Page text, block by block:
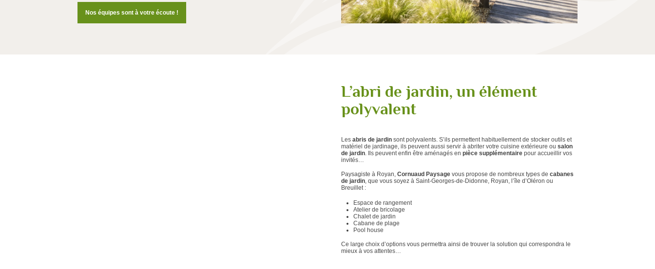
Nos équipes sont à votre écoute !
L’abri de jardin, un élément
polyvalent
Lesabris de jardin sont polyvalents. S’ils permettent habituellement de stocker outils et
matériel de jardinage, ils peuvent aussi servir à abriter votre cuisine extérieure ousalon
de jardin . Ils peuvent enfin être aménagés enpièce supplémentaire pour accueillir vos
invités…
Paysagiste à Royan,Cornuaud Paysage vous propose de nombreux types decabanes
de jardin , que vous soyez à Saint-Georges-de-Didonne, Royan, l’île d’Oléron ou
Breuillet :
Espace de rangement
Atelier de bricolage
Chalet de jardin
Cabane de plage
Pool house
Ce large choix d’options vous permettra ainsi de trouver la solution qui correspondra le
mieux à vos attentes…